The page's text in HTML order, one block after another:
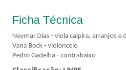
Ficha Técnica
Neymar Dias - viola caipira, arranjos e
Vana Bock - violoncelo
Pedro Gadelha - contrabaixo